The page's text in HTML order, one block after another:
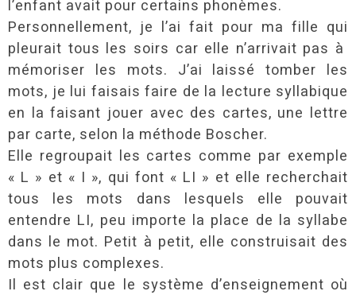
l’enfant avait pour certains phonèmes.
Personnellement, je l’ai fait pour ma fille qui
pleurait tous les soirs car elle n’arrivait pas à
mémoriser les mots. J’ai laissé tomber les
mots, je lui faisais faire de la lecture syllabique
en la faisant jouer avec des cartes, une lettre
par carte, selon la méthode Boscher.
Elle regroupait les cartes comme par exemple
« L » et « I », qui font « LI » et elle recherchait
tous les mots dans lesquels elle pouvait
entendre LI, peu importe la place de la syllabe
dans le mot. Petit à petit, elle construisait des
mots plus complexes.
Il est clair que le système d’enseignement où